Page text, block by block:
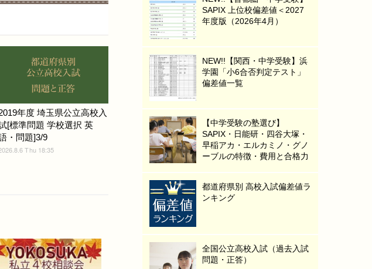
年度 埼玉県公立高校入
[標準問題 学校選択 英
・問題]3/9
Thu 18:35
SAPIX 上位校偏差値＜2027
年度版（2026年4月）
NEW!!【関西・中学受験】浜
学園「小6合否判定テスト」
偏差値一覧
【中学受験の塾選び】
SAPIX・日能研・四谷大塚・
早稲アカ・エルカミノ・グノ
ーブルの特徴・費用と合格力
都道府県別 高校入試偏差値ラ
ンキング
全国公立高校入試（過去入試
問題・正答）